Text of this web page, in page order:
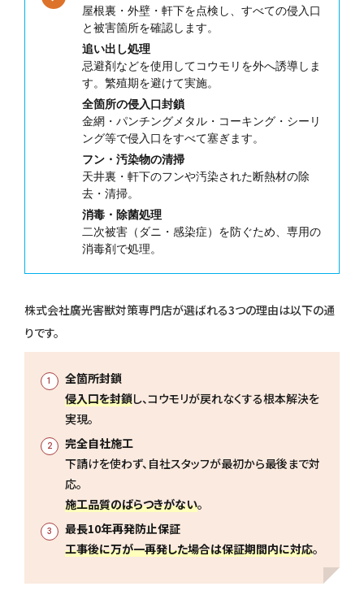
屋根裏・外壁・軒下を点検し、すべての侵入口
と被害箇所を確認します。
追い出し処理
忌避剤などを使用してコウモリを外へ誘導しま
す。繁殖期を避けて実施。
全箇所の侵入口封鎖
金網・パンチングメタル・コーキング・シーリ
ング等で侵入口をすべて塞ぎます。
フン・汚染物の清掃
天井裏・軒下のフンや汚染された断熱材の除
去・清掃。
消毒・除菌処理
二次被害（ダニ・感染症）を防ぐため、専用の
消毒剤で処理。
株式会社廣光害獣対策専門店が選ばれる3つの理由は以下の通
りです。
全箇所封鎖
侵入口を封鎖し、コウモリが戻れなくする根本解決を
実現。
完全自社施工
下請けを使わず、自社スタッフが最初から最後まで対
応。
施工品質のばらつきがない。
最長10年再発防止保証
工事後に万が一再発した場合は保証期間内に対応。